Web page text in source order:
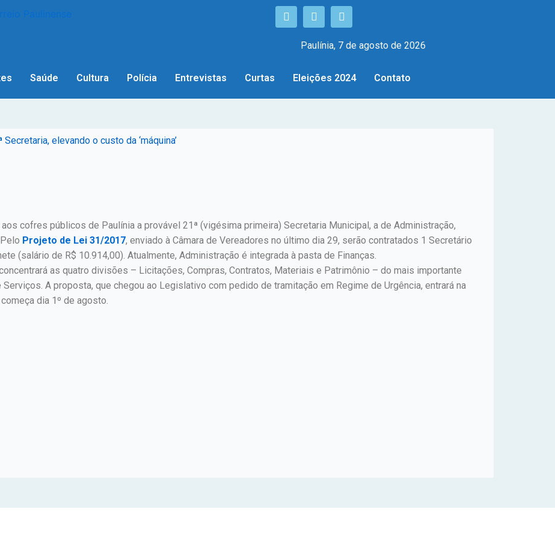
Paulínia, 7 de agosto de 2026
Saúde Cultura Polícia Entrevistas Curtas Eleições 2024 Contato
elevando o custo da ‘máquina’
cofres públicos de Paulínia a provável 21ª (vigésima primeira) Secretaria Municipal, a de Administração,
Projeto de Lei 31/2017, enviado à Câmara de Vereadores no último dia 29, serão contratados 1 Secretário
(salário de R$ 10.914,00). Atualmente, Administração é integrada à pasta de Finanças.
as quatro divisões – Licitações, Compras, Contratos, Materiais e Patrimônio – do mais importante
A proposta, que chegou ao Legislativo com pedido de tramitação em Regime de Urgência, entrará na
dia 1º de agosto.